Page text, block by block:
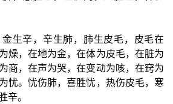
生辛，辛生肺，肺生皮毛，皮毛在
燥，在地为金，在体为皮毛，在脏为
商，在声为哭，在变动为咳，在窍为
忧。忧伤肺，喜胜忧，热伤皮毛，寒
辛。